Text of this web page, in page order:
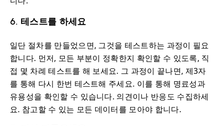
6. 테스트를 하세요
일단 절차를 만들었으면, 그것을 테스트하는 과정이 필요
합니다. 먼저, 모든 부분이 정확한지 확인할 수 있도록, 직
접 몇 차례 테스트를 해 보세요. 그 과정이 끝나면, 제3자
를 통해 다시 한번 테스트해 주세요. 이를 통해 명료성과
유용성을 확인할 수 있습니다. 의견이나 반응도 수집하세
요. 참고할 수 있는 모든 데이터를 모아야 합니다.